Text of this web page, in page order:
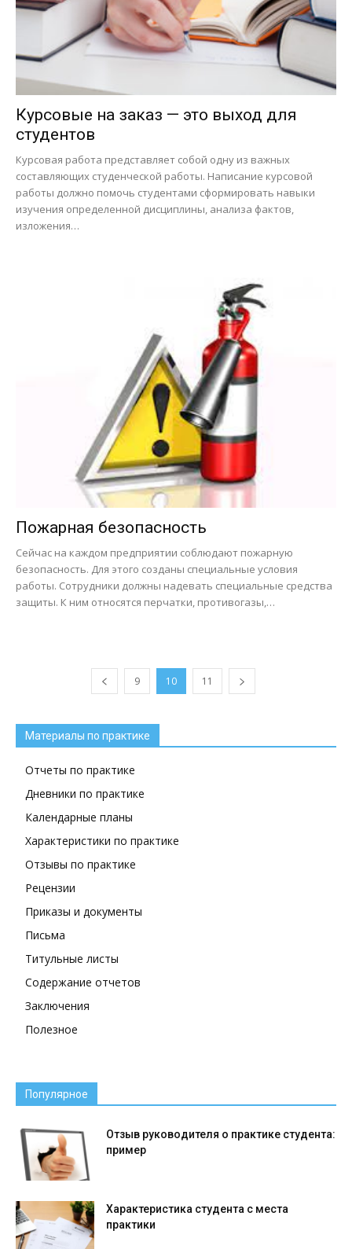
Курсовые на заказ — это выход для
студентов
Курсовая работа представляет собой одну из важных
составляющих студенческой работы. Написание курсовой
работы должно помочь студентами сформировать навыки
изучения определенной дисциплины, анализа фактов,
изложения…
Пожарная безопасность
Сейчас на каждом предприятии соблюдают пожарную
безопасность. Для этого созданы специальные условия
работы. Сотрудники должны надевать специальные средства
защиты. К ним относятся перчатки, противогазы,…
9 10 11
Материалы по практике
Отчеты по практике
Дневники по практике
Календарные планы
Характеристики по практике
Отзывы по практике
Рецензии
Приказы и документы
Письма
Титульные листы
Содержание отчетов
Заключения
Полезное
Популярное
Отзыв руководителя о практике студента:
пример
Характеристика студента с места
практики